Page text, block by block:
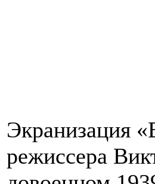
Экранизация
режиссера